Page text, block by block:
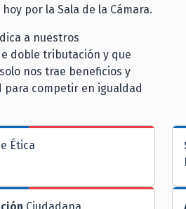
por la Sala de la Cámara.
a nuestros
doble tributación y que
nos trae beneficios y
competir en igualdad
Ética
Ciudadana